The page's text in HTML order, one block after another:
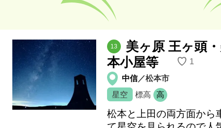
13
美ヶ原 王ヶ頭
本小屋等
♡ 1
中信／松本市
星空
標高 高
松本と上田の両方面から